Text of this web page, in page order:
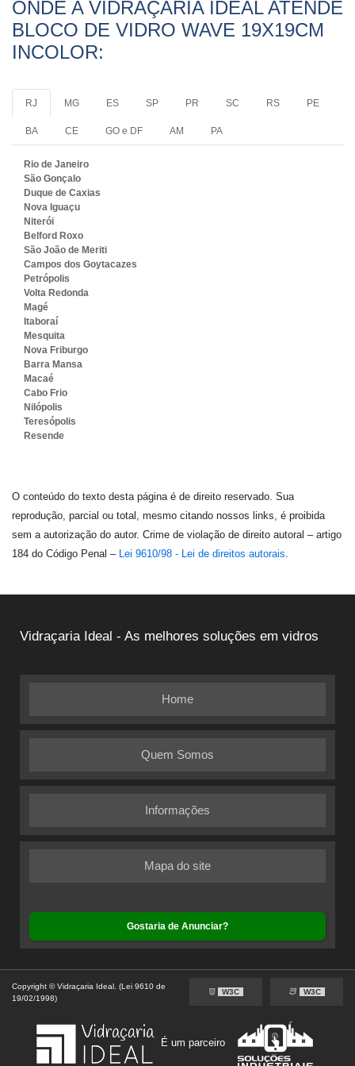
ONDE A VIDRAÇARIA IDEAL ATENDE
BLOCO DE VIDRO WAVE 19X19CM
INCOLOR:
RJ MG ES SP PR SC RS PE
BA CE GO e DF AM PA
Rio de Janeiro
São Gonçalo
Duque de Caxias
Nova Iguaçu
Niterói
Belford Roxo
São João de Meriti
Campos dos Goytacazes
Petrópolis
Volta Redonda
Magé
Itaboraí
Mesquita
Nova Friburgo
Barra Mansa
Macaé
Cabo Frio
Nilópolis
Teresópolis
Resende
O conteúdo do texto desta página é de direito reservado. Sua
reprodução, parcial ou total, mesmo citando nossos links, é proibida
sem a autorização do autor. Crime de violação de direito autoral – artigo
184 do Código Penal – Lei 9610/98 - Lei de direitos autorais.
Vidraçaria Ideal - As melhores soluções em vidros
Home
Quem Somos
Informações
Mapa do site
Gostaria de Anunciar?
Copyright © Vidraçaria Ideal. (Lei 9610 de
19/02/1998)
W3C W3C
É um parceiro